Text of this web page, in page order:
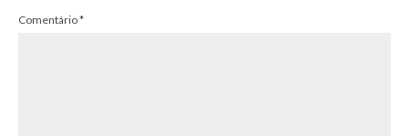
Comentário*